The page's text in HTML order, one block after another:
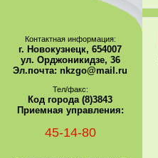
Контактная информация:
г. Новокузнецк, 654007
ул. Орджоникидзе, 36
Эл.почта: nkzgo@mail.ru
Тел/факс:
Код города (8)3843
Приемная управления:
45-14-80